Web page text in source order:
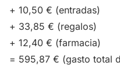
+ 10,50 € (entradas)
+ 33,85 € (regalos)
+ 12,40 € (farmacia)
= 595,87 € (gasto total